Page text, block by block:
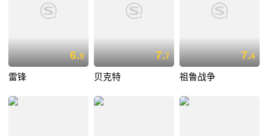
6.9
雷锋
7.7
贝克特
7.4
祖鲁战争